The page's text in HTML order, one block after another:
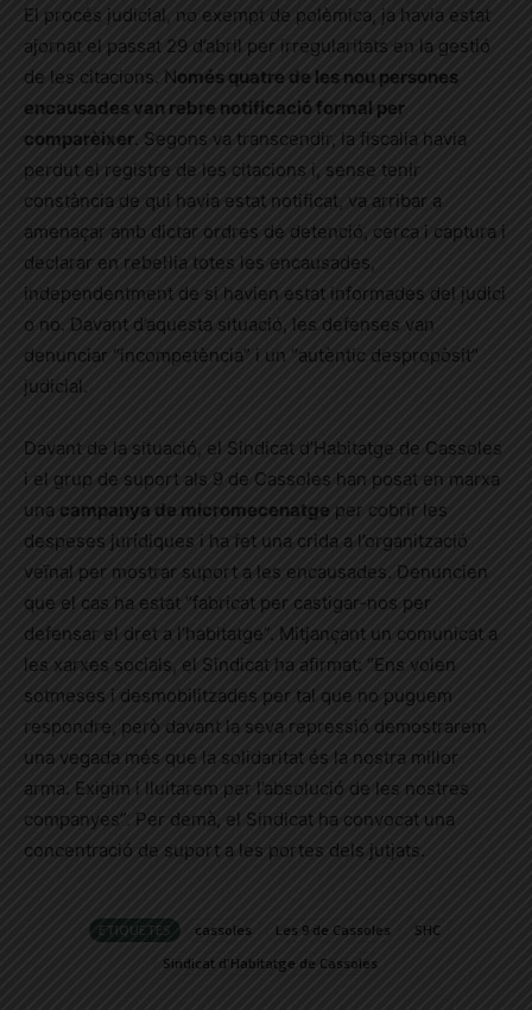
El procés judicial, no exempt de polèmica, ja havia estat
ajornat el passat 29 d’abril per irregularitats en la gestió
de les citacions. Només quatre de les nou persones
encausades van rebre notificació formal per
comparèixer. Segons va transcendir, la fiscalia havia
perdut el registre de les citacions i, sense tenir
constància de qui havia estat notificat, va arribar a
amenaçar amb dictar ordres de detenció, cerca i captura i
declarar en rebel·lia totes les encausades,
independentment de si havien estat informades del judici
o no. Davant d’aquesta situació, les defenses van
denunciar “incompetència” i un “autèntic despropòsit”
judicial.
Davant de la situació, el Sindicat d’Habitatge de Cassoles
i el grup de suport als 9 de Cassoles han posat en marxa
una campanya de micromecenatge per cobrir les
despeses jurídiques i ha fet una crida a l’organització
veïnal per mostrar suport a les encausades. Denuncien
que el cas ha estat “fabricat per castigar-nos per
defensar el dret a l’habitatge”. Mitjançant un comunicat a
les xarxes socials, el Sindicat ha afirmat: “Ens volen
sotmeses i desmobilitzades per tal que no puguem
respondre, però davant la seva repressió demostrarem
una vegada més que la solidaritat és la nostra millor
arma. Exigim i lluitarem per l’absolució de les nostres
companyes”. Per demà, el Sindicat ha convocat una
concentració de suport a les portes dels jutjats.
ETIQUETES cassoles Les 9 de Cassoles
SHC
Sindicat d'Habitatge de Cassoles